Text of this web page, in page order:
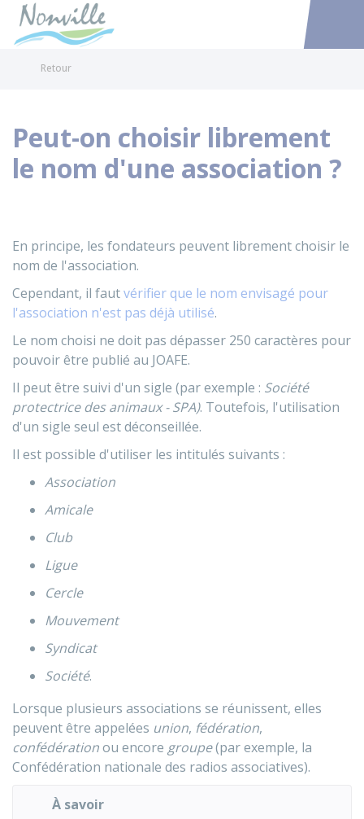
Accéder
Retour
Peut-on choisir librement
le nom d'une association ?
En principe, les fondateurs peuvent librement choisir le
nom de l'association.
Cependant, il fautvérifier que le nom envisagé pour
l'association n'est pas déjà utilisé.
Le nom choisi ne doit pas dépasser 250 caractères pour
pouvoir être publié au JOAFE.
Il peut être suivi d'un sigle (par exemple : Société
protectrice des animaux - SPA). Toutefois, l'utilisation
d'un sigle seul est déconseillée.
Il est possible d'utiliser les intitulés suivants :
Association
Amicale
Club
Ligue
Cercle
Mouvement
Syndicat
Société.
Lorsque plusieurs associations se réunissent, elles
peuvent être appelées union, fédération,
confédérationou encore groupe(par exemple, la
Confédération nationale des radios associatives).
À savoir